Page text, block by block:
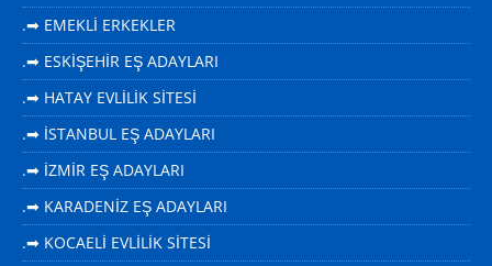
.➡ EMEKLİ ERKEKLER
.➡ ESKİŞEHİR EŞ ADAYLARI
.➡ HATAY EVLİLİK SİTESİ
.➡ İSTANBUL EŞ ADAYLARI
.➡ İZMİR EŞ ADAYLARI
.➡ KARADENİZ EŞ ADAYLARI
.➡ KOCAELİ EVLİLİK SİTESİ